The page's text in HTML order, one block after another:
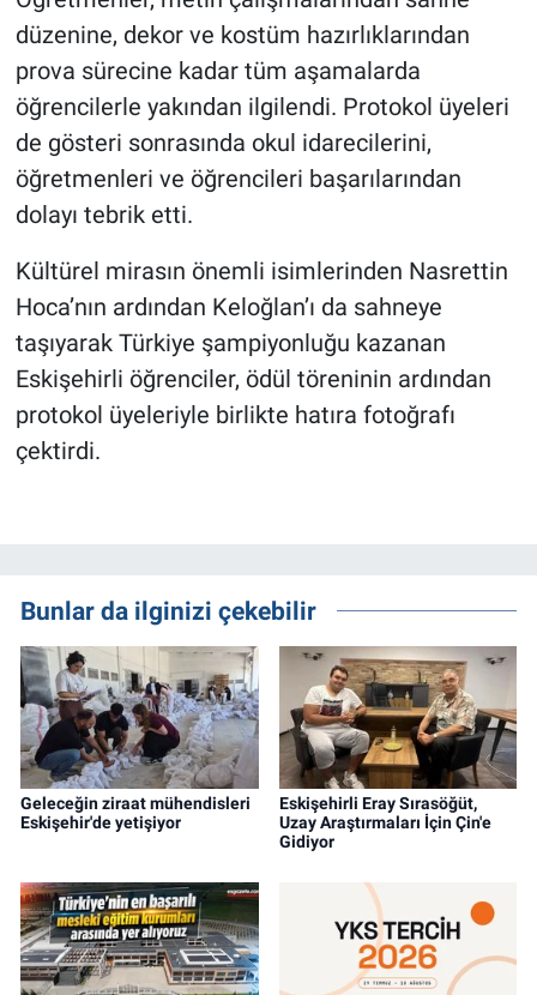
düzenine, dekor ve kostüm hazırlıklarından
prova sürecine kadar tüm aşamalarda
öğrencilerle yakından ilgilendi. Protokol üyeleri
de gösteri sonrasında okul idarecilerini,
öğretmenleri ve öğrencileri başarılarından
dolayı tebrik etti.
Kültürel mirasın önemli isimlerinden Nasrettin
Hoca’nın ardından Keloğlan’ı da sahneye
taşıyarak Türkiye şampiyonluğu kazanan
Eskişehirli öğrenciler, ödül töreninin ardından
protokol üyeleriyle birlikte hatıra fotoğrafı
çektirdi.
Bunlar da ilginizi çekebilir
Geleceğin ziraat mühendisleri
Eskişehir'de yetişiyor
Eskişehirli Eray Sırasöğüt,
Uzay Araştırmaları İçin Çin'e
Gidiyor